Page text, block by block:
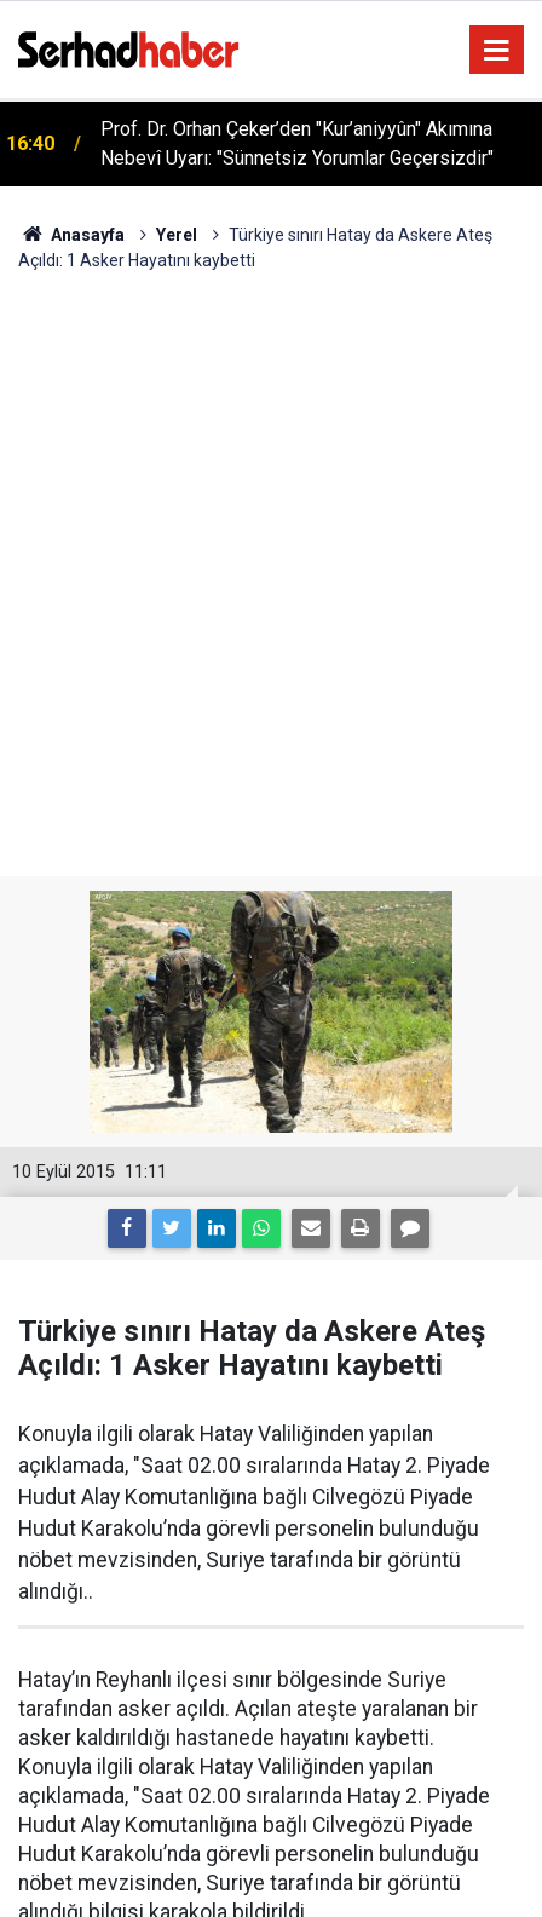
16:40
Prof. Dr. Orhan Çeker’den "Kur’aniyyûn" Akımına
Nebevî Uyarı: "Sünnetsiz Yorumlar Geçersizdir"
Anasayfa Yerel
Türkiye sınırı Hatay da Askere Ateş
Açıldı: 1 Asker Hayatını kaybetti
11:11
10 Eylül 2015
Türkiye sınırı Hatay da Askere Ateş
Açıldı: 1 Asker Hayatını kaybetti
Konuyla ilgili olarak Hatay Valiliğinden yapılan
açıklamada, "Saat 02.00 sıralarında Hatay 2. Piyade
Hudut Alay Komutanlığına bağlı Cilvegözü Piyade
Hudut Karakolu’nda görevli personelin bulunduğu
nöbet mevzisinden, Suriye tarafında bir görüntü
alındığı..
Hatay’ın Reyhanlı ilçesi sınır bölgesinde Suriye
tarafından asker açıldı. Açılan ateşte yaralanan bir
asker kaldırıldığı hastanede hayatını kaybetti.
Konuyla ilgili olarak Hatay Valiliğinden yapılan
açıklamada, "Saat 02.00 sıralarında Hatay 2. Piyade
Hudut Alay Komutanlığına bağlı Cilvegözü Piyade
Hudut Karakolu’nda görevli personelin bulunduğu
nöbet mevzisinden, Suriye tarafında bir görüntü
alındığı bilgisi karakola bildirildi.